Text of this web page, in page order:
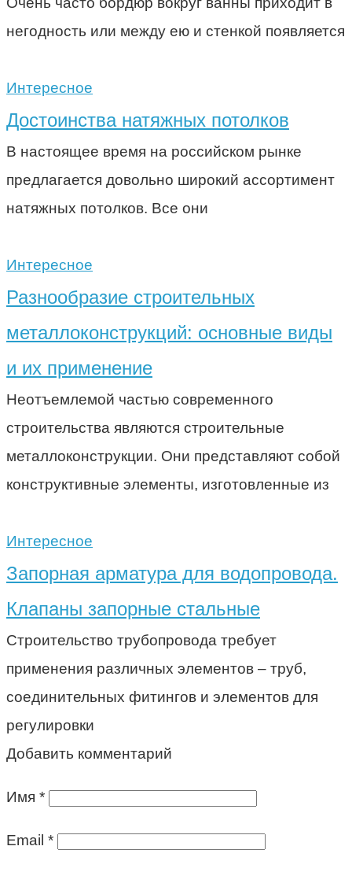
негодность или между ею и стенкой появляется
Интересное
Достоинства натяжных потолков
В настоящее время на российском рынке
предлагается довольно широкий ассортимент
натяжных потолков. Все они
Интересное
Разнообразие строительных
металлоконструкций: основные виды
и их применение
Неотъемлемой частью современного
строительства являются строительные
металлоконструкции. Они представляют собой
конструктивные элементы, изготовленные из
Интересное
Запорная арматура для водопровода.
Клапаны запорные стальные
Строительство трубопровода требует
применения различных элементов – труб,
соединительных фитингов и элементов для
регулировки
Добавить комментарий
Имя *
Email *